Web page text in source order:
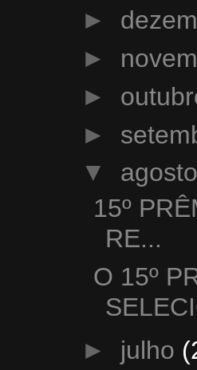
►
►
►
►
▼ agosto
15º
RE...
O 15º
► julho